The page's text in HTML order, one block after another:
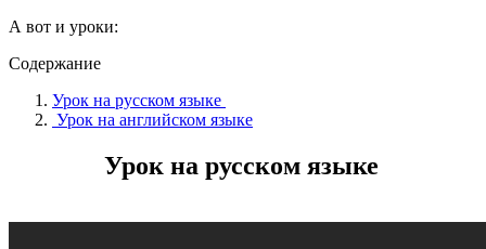
А вот и уроки:
Содержание
Урок на русском языке
Урок на английском языке
Урок на русском языке